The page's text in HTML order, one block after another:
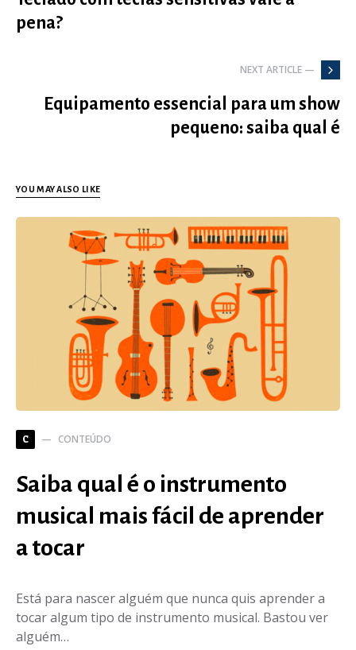
pena?
NEXT ARTICLE —
Equipamento essencial para um show
pequeno: saiba qual é
YOU MAY ALSO LIKE
C CONTEÚDO
Saiba qual é o instrumento
musical mais fácil de aprender
a tocar
Está para nascer alguém que nunca quis aprender a
tocar algum tipo de instrumento musical. Bastou ver
alguém…